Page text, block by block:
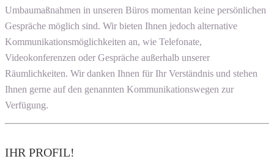
Umbaumaßnahmen in unseren Büros momentan keine persönlichen
Gespräche möglich sind. Wir bieten Ihnen jedoch alternative
Kommunikationsmöglichkeiten an, wie Telefonate,
Videokonferenzen oder Gespräche außerhalb unserer
Räumlichkeiten. Wir danken Ihnen für Ihr Verständnis und stehen
Ihnen gerne auf den genannten Kommunikationswegen zur
Verfügung.
IHR PROFIL!